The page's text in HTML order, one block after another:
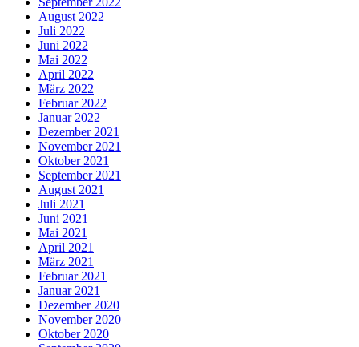
August 2022
Juli 2022
Juni 2022
Mai 2022
April 2022
März 2022
Februar 2022
Januar 2022
Dezember 2021
November 2021
Oktober 2021
September 2021
August 2021
Juli 2021
Juni 2021
Mai 2021
April 2021
März 2021
Februar 2021
Januar 2021
Dezember 2020
November 2020
Oktober 2020